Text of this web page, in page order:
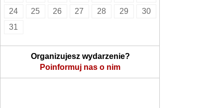
24
25 26 27 28 29
30
31
Organizujesz wydarzenie?
Poinformuj nas o nim